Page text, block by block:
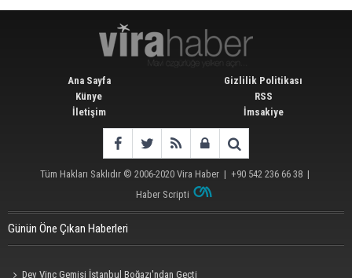
Ana Sayfa
Künye
İletişim
Gizlilik Politikası
RSS
İmsakiye
Tüm Hakları Saklıdır © 2006-2020 Vira Haber | +90 542 236 66 38 |
Haber Scripti
Günün Öne Çıkan Haberleri
Dev Vinç Gemisi İstanbul Boğazı'ndan Geçti